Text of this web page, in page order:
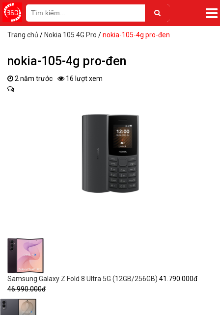
Trang chủ / Nokia 105 4G Pro /nokia-105-4g pro-đen
nokia-105-4g pro-đen
2 năm trước 16 lượt xem
Samsung Galaxy Z Fold 8 Ultra 5G (12GB/256GB) 41.790.000đ
46.990.000đ